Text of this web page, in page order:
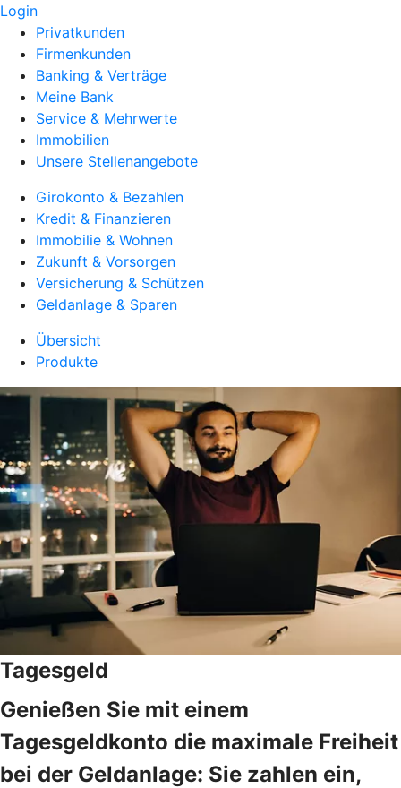
Login
Privatkunden
Firmenkunden
Banking & Verträge
Meine Bank
Service & Mehrwerte
Immobilien
Unsere Stellenangebote
Girokonto & Bezahlen
Kredit & Finanzieren
Immobilie & Wohnen
Zukunft & Vorsorgen
Versicherung & Schützen
Geldanlage & Sparen
Übersicht
Produkte
Tagesgeld
Genießen Sie mit einem
Tagesgeldkonto die maximale Freiheit
bei der Geldanlage: Sie zahlen ein,